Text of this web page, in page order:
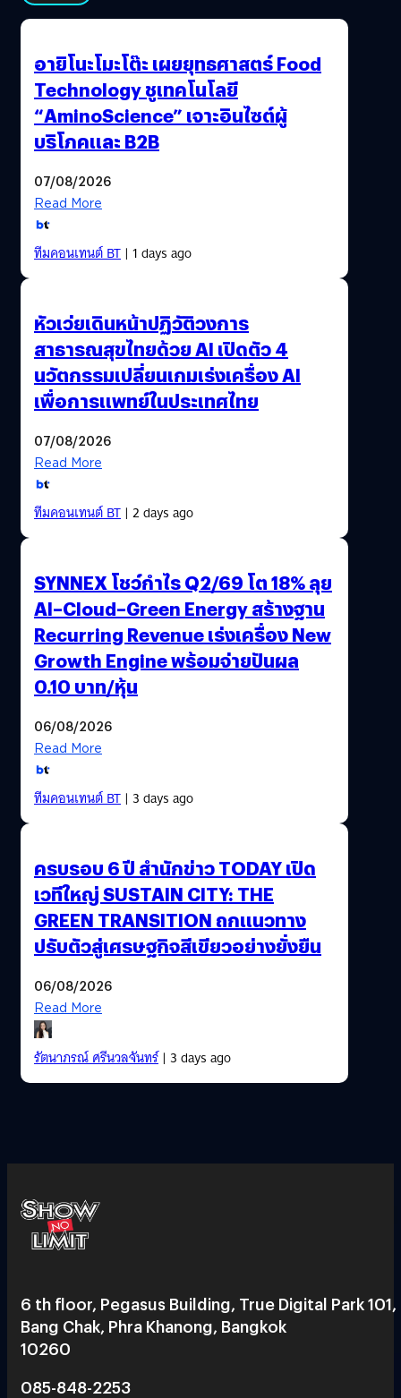
อายิโนะโมะโต๊ะ เผยยุทธศาสตร์ Food
Technology ชูเทคโนโลยี
“AminoScience” เจาะอินไซต์ผู้
บริโภคและ B2B
07/08/2026
Read More
ทีมคอนเทนต์ BT| 1 days ago
หัวเว่ยเดินหน้าปฏิวัติวงการ
สาธารณสุขไทยด้วย AI เปิดตัว 4
นวัตกรรมเปลี่ยนเกมเร่งเครื่อง AI
เพื่อการแพทย์ในประเทศไทย
07/08/2026
Read More
ทีมคอนเทนต์ BT| 2 days ago
SYNNEX โชว์กำไร Q2/69 โต 18% ลุย
AI–Cloud–Green Energy สร้างฐาน
Recurring Revenue เร่งเครื่อง New
Growth Engine พร้อมจ่ายปันผล
0.10 บาท/หุ้น
06/08/2026
Read More
ทีมคอนเทนต์ BT| 3 days ago
ครบรอบ 6 ปี สำนักข่าว TODAY เปิด
เวทีใหญ่ SUSTAIN CITY: THE
GREEN TRANSITION ถกแนวทาง
ปรับตัวสู่เศรษฐกิจสีเขียวอย่างยั่งยืน
06/08/2026
Read More
รัตนาภรณ์ ศรีนวลจันทร์| 3 days ago
6 th floor, Pegasus Building, True Digital Park 101,
Bang Chak, Phra Khanong, Bangkok
10260
085-848-2253